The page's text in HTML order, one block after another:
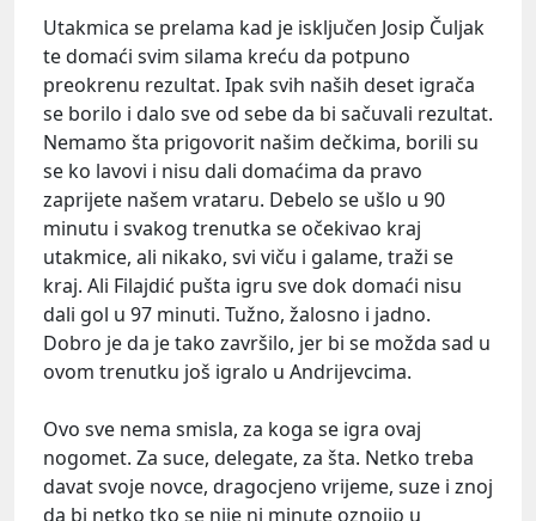
Utakmica se prelama kad je isključen Josip Čuljak
te domaći svim silama kreću da potpuno
preokrenu rezultat. Ipak svih naših deset igrača
se borilo i dalo sve od sebe da bi sačuvali rezultat.
Nemamo šta prigovorit našim dečkima, borili su
se ko lavovi i nisu dali domaćima da pravo
zaprijete našem vrataru. Debelo se ušlo u 90
minutu i svakog trenutka se očekivao kraj
utakmice, ali nikako, svi viču i galame, traži se
kraj. Ali Filajdić pušta igru sve dok domaći nisu
dali gol u 97 minuti. Tužno, žalosno i jadno.
Dobro je da je tako završilo, jer bi se možda sad u
ovom trenutku još igralo u Andrijevcima.
Ovo sve nema smisla, za koga se igra ovaj
nogomet. Za suce, delegate, za šta. Netko treba
davat svoje novce, dragocjeno vrijeme, suze i znoj
da bi netko tko se nije ni minute oznojio u